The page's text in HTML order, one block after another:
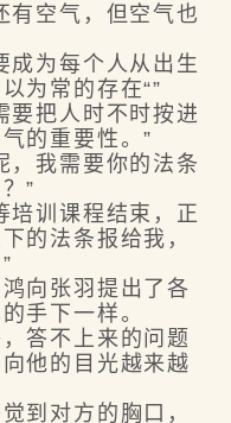
空气，但空气也
为每个人从出生
为常的存在“”
把人时不时按进
的重要性。”
我需要你的法条
”
训课程结束，正
的法条报给我，
向张羽提出了各
手下一样。
答不上来的问题
他的目光越来越
对方的胸口，